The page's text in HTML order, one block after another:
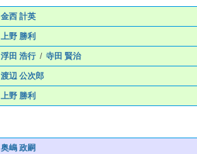
金西 計英
上野 勝利
浮田 浩行/寺田 賢治
渡辺 公次郎
上野 勝利
奥嶋 政嗣